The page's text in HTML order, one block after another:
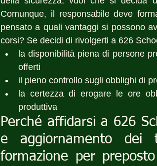
Comunque, il responsabile deve
pensato a quali vantaggi si possono
corsi? Se decidi di rivolgerti a 626
la disponibilità piena di persone
offerti
il pieno controllo sugli obblighi di
la certezza di erogare le ore
produttiva
Perché affidarsi a 626
e aggiornamento
formazione per